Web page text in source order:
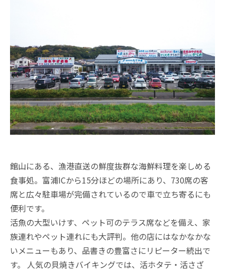
館山にある、漁港直送の鮮度抜群な海鮮料理を楽しめる
食事処。富浦ICから15分ほどの場所にあり、730席の客
席と広々駐車場が完備されているので車で立ち寄るにも
便利です。
活魚の大型いけす、ペット可のテラス席などを備え、家
族連れやペット連れにも大評判。他の店にはなかなかな
いメニューもあり、品書きの豊富さにリピーター続出で
す。 人気の貝焼きバイキングでは、活ホタテ・活さざ